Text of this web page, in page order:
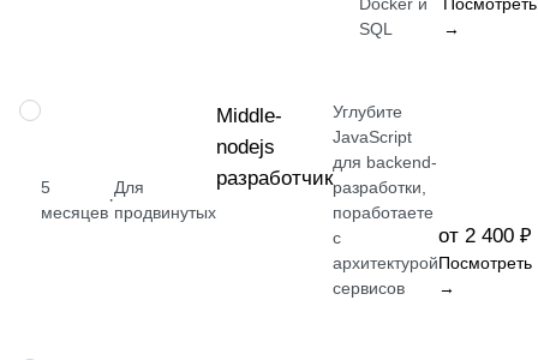
SQL
→
ПРОФЕССИЯ
5
месяцев
·
Для
продвинутых
Middle-
nodejs
разработчик
Углубите
JavaScript
для backend-
разработки,
поработаете
с
архитектурой
сервисов
от 2 400 ₽
Посмотреть
→